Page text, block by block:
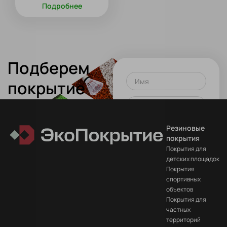
Подробнее
Подберем
покрытие
проекта!
Имя
Оставить заявку
Нажимая на кнопку вы
соглашаетесьна
обработку данных
Резиновые
покрытия
Покрытия для
детских площадок
Покрытия
спортивных
объектов
Покрытия для
частных
территорий